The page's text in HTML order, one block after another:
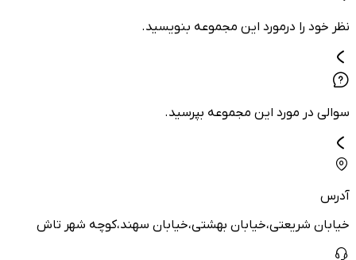
نظر خود را درمورد این مجموعه بنویسید.
سوالی در مورد این مجموعه بپرسید.
آدرس
خیابان شریعتی،خیابان بهشتی،خیابان سهند،کوچه شهر تاش